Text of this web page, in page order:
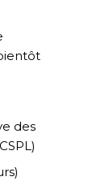
des